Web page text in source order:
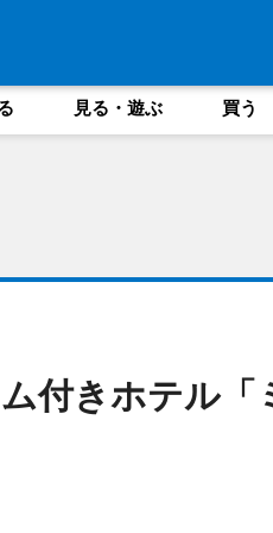
見る・遊ぶ 買う
付きホテル